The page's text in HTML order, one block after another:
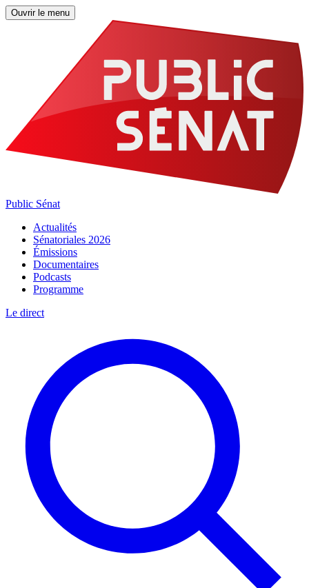
Ouvrir le menu
Public Sénat
Actualités
Sénatoriales 2026
Émissions
Documentaires
Podcasts
Programme
Le direct